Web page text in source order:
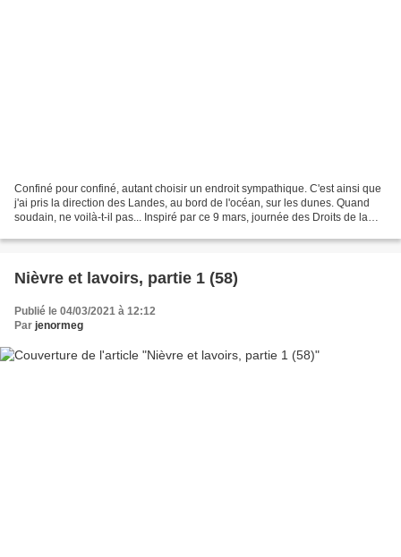
Confiné pour confiné, autant choisir un endroit sympathique. C'est ainsi que
j'ai pris la direction des Landes, au bord de l'océan, sur les dunes. Quand
soudain, ne voilà-t-il pas... Inspiré par ce 9 mars, journée des Droits de la
Nièvre et lavoirs, partie 1 (58)
Publié le 04/03/2021 à 12:12
Par jenormeg